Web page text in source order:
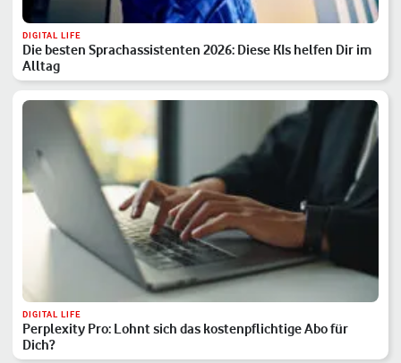
DIGITAL LIFE
Die besten Sprachassistenten 2026: Diese KIs helfen Dir im
Alltag
DIGITAL LIFE
Perplexity Pro: Lohnt sich das kostenpflichtige Abo für
Dich?